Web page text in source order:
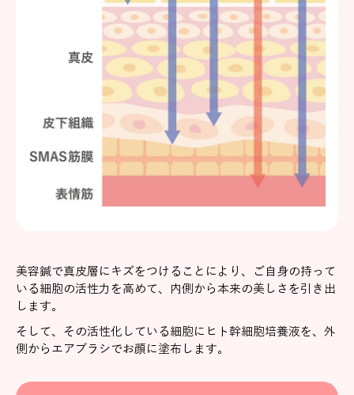
美容鍼で真皮層にキズをつけることにより、ご自身の持って
いる細胞の活性力を高めて、内側から本来の美しさを引き出
します。
そして、その活性化している細胞にヒト幹細胞培養液を、外
側からエアブラシでお顔に塗布します。